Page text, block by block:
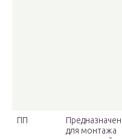
ПП
для монтажа